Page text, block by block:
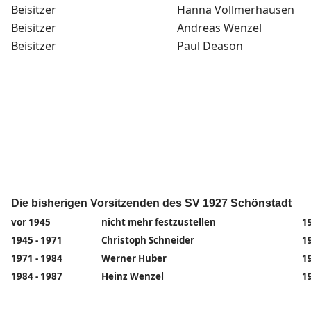
Beisitzer
Hanna Vollmerhausen
Beisitzer
Andreas Wenzel
Beisitzer
Paul Deason
Die bisherigen Vorsitzenden des SV 1927 Schönstadt
vor 1945 nicht mehr festzustellen
1945 - 1971
Christoph Schneider
1971 - 1984
Werner Huber
1984 - 1987
Heinz Wenzel